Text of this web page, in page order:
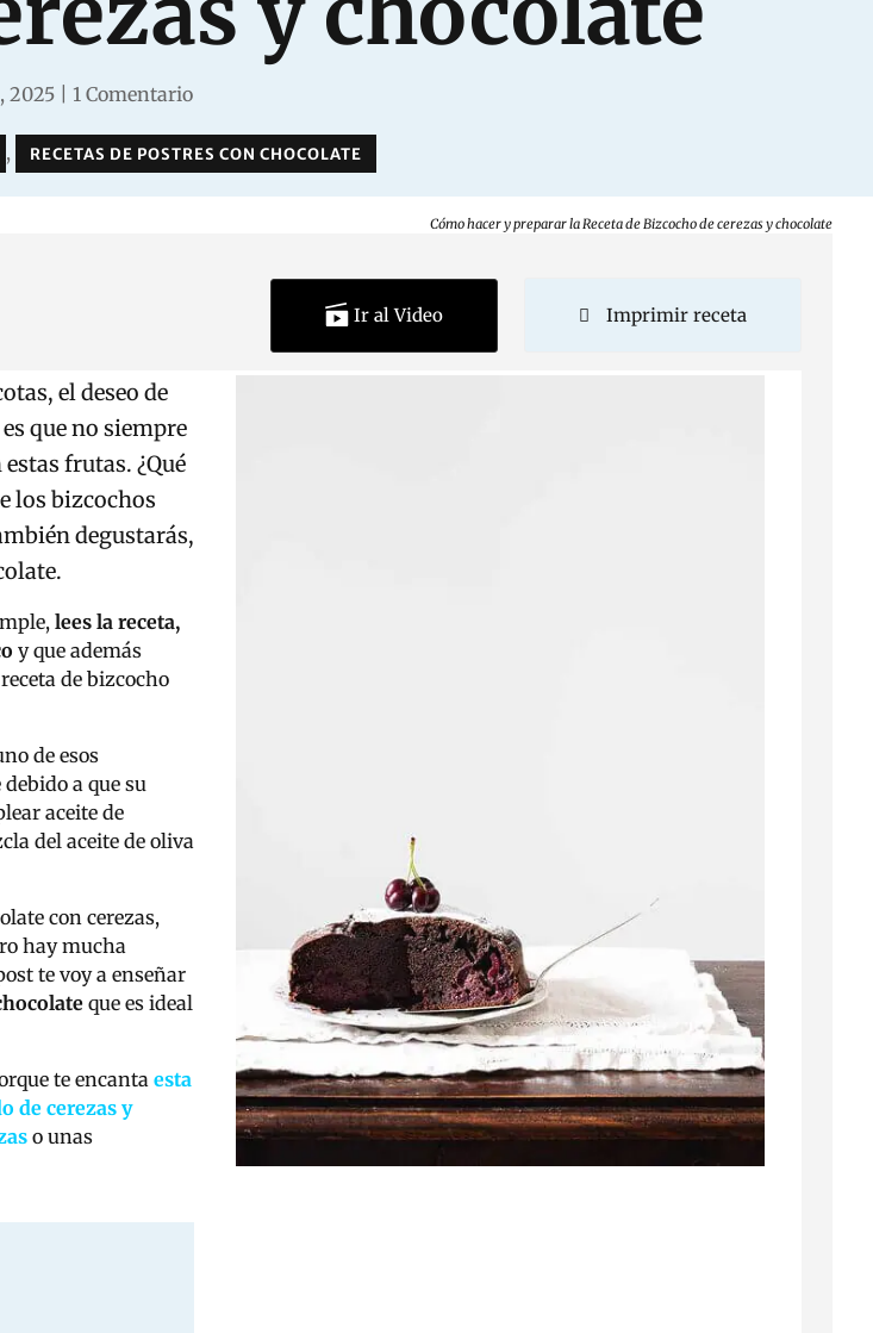
2025 1 Comentario
, RECETAS DE POSTRES CON CHOCOLATE
Cómo hacer y preparar la Receta de Bizcocho de cerezas y chocolate
Ir al Video Imprimir receta
el deseo de
que no siempre
frutas. ¿Qué
los bizcochos
degustarás,
lees la receta,
y que además
receta de bizcocho
de esos
a que su
aceite de
del aceite de oliva
con cerezas,
hay mucha
te voy a enseñar
que es ideal
te encantaesta
de cerezas y
o unas